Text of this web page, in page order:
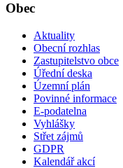
Obec
Aktuality
Obecní rozhlas
Zastupitelstvo obce
Úřední deska
Územní plán
Povinné informace
E-podatelna
Vyhlášky
Střet zájmů
GDPR
Kalendář akcí